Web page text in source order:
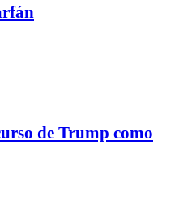
de Trump como